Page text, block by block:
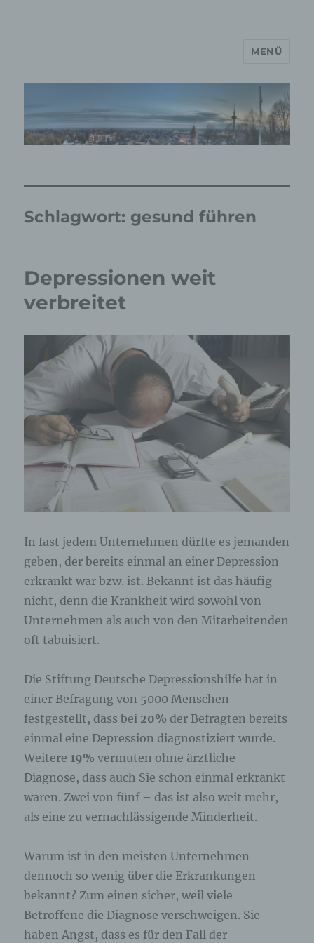
MP Mario Porten Beratung
Training Coaching
MENÜ
Schlagwort: gesund führen
Depressionen weit
verbreitet
In fast jedem Unternehmen dürfte es jemanden
geben, der bereits einmal an einer Depression
erkrankt war bzw. ist. Bekannt ist das häufig
nicht, denn die Krankheit wird sowohl von
Unternehmen als auch von den Mitarbeitenden
oft tabuisiert.
Die Stiftung Deutsche Depressionshilfe hat in
einer Befragung von 5000 Menschen
festgestellt, dass bei 20% der Befragten bereits
einmal eine Depression diagnostiziert wurde.
Weitere 19% vermuten ohne ärztliche
Diagnose, dass auch Sie schon einmal erkrankt
waren. Zwei von fünf – das ist also weit mehr,
als eine zu vernachlässigende Minderheit.
Warum ist in den meisten Unternehmen
dennoch so wenig über die Erkrankungen
bekannt? Zum einen sicher, weil viele
Betroffene die Diagnose verschweigen. Sie
haben Angst, dass es für den Fall der